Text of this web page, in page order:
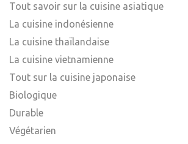
Tout savoir sur la cuisine asiatique
La cuisine indonésienne
La cuisine thaïlandaise
La cuisine vietnamienne
Tout sur la cuisine japonaise
Biologique
Durable
Végétarien